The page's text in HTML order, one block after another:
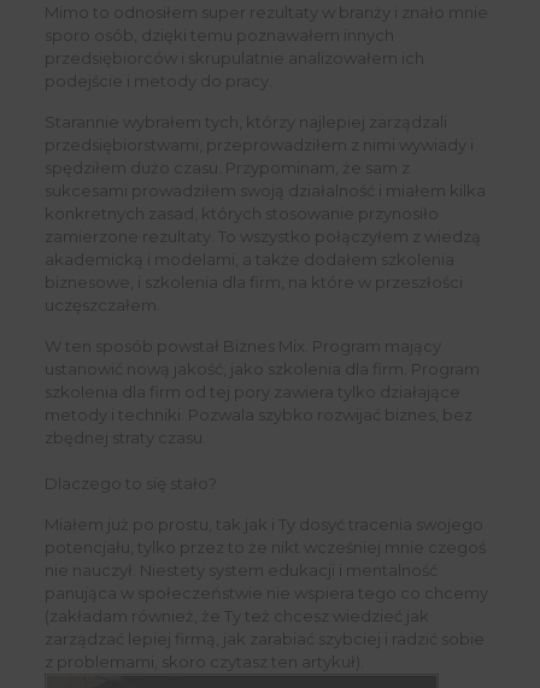
Mimo to odnosiłem super rezultaty w branży i znało mnie
sporo osób, dzięki temu poznawałem innych
przedsiębiorców i skrupulatnie analizowałem ich
podejście i metody do pracy.
Starannie wybrałem tych, którzy najlepiej zarządzali
przedsiębiorstwami, przeprowadziłem z nimi wywiady i
spędziłem dużo czasu. Przypominam, że sam z
sukcesami prowadziłem swoją działalność i miałem kilka
konkretnych zasad, których stosowanie przynosiło
zamierzone rezultaty. To wszystko połączyłem z wiedzą
akademicką i modelami, a także dodałem szkolenia
biznesowe, i szkolenia dla firm, na które w przeszłości
uczęszczałem.
W ten sposób powstał Biznes Mix. Program mający
ustanowić nową jakość, jako szkolenia dla firm. Program
szkolenia dla firm od tej pory zawiera tylko działające
metody i techniki. Pozwala szybko rozwijać biznes, bez
zbędnej straty czasu.
Dlaczego to się stało?
Miałem już po prostu, tak jak i Ty dosyć tracenia swojego
potencjału, tylko przez to że nikt wcześniej mnie czegoś
nie nauczył. Niestety system edukacji i mentalność
panująca w społeczeństwie nie wspiera tego co chcemy
(zakładam również, że Ty też chcesz wiedzieć jak
zarządzać lepiej firmą, jak zarabiać szybciej i radzić sobie
z problemami, skoro czytasz ten artykuł).